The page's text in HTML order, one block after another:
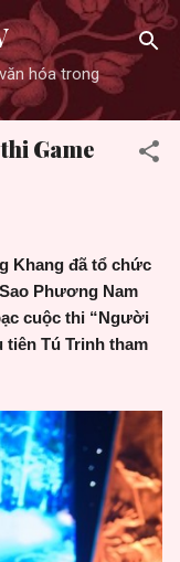
hóa trong
Game
Khang đã tổ chức
Phương Nam
cuộc thi “Người
tiên Tú Trinh tham